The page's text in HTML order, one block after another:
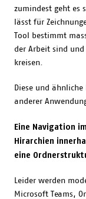
zumindest geht es
lässt für
Tool bestimmt
der Arbeit sind
kreisen.
Diese und
anderer
Eine Navigation
Hirarchien
eine
Leider werden
Microsoft Teams,